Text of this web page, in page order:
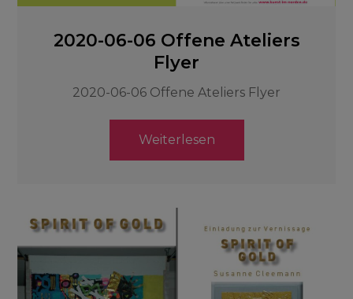
2020-06-06 Offene Ateliers
Flyer
2020-06-06 Offene Ateliers Flyer
Weiterlesen